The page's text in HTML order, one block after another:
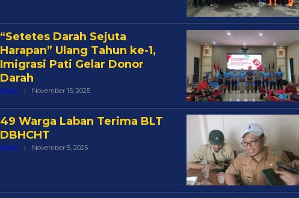
“Setetes Darah Sejuta
Harapan” Ulang Tahun ke-1,
Imigrasi Pati Gelar Donor
Darah
Sosial | November 15, 2025Oleh
49 Warga Laban Terima BLT
DBHCHT
Sosial | November 5, 2025Oleh